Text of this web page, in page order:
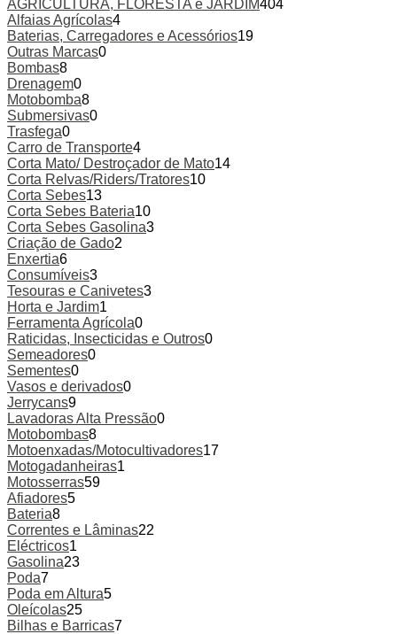
AGRICULTURA, FLORESTA e JARDIM404
Alfaias Agrícolas4
Baterias, Carregadores e Acessórios19
Outras Marcas0
Bombas8
Drenagem0
Motobomba8
Submersivas0
Trasfega0
Carro de Transporte4
Corta Mato/ Destroçador de Mato14
Corta Relvas/Riders/Tratores10
Corta Sebes13
Corta Sebes Bateria10
Corta Sebes Gasolina3
Criação de Gado2
Enxertia6
Consumíveis3
Tesouras e Canivetes3
Horta e Jardim1
Ferramenta Agrícola0
Raticidas, Insecticidas e Outros0
Semeadores0
Sementes0
Vasos e derivados0
Jerrycans9
Lavadoras Alta Pressão0
Motobombas8
Motoenxadas/Motocultivadores17
Motogadanheiras1
Motosserras59
Afiadores5
Bateria8
Correntes e Lâminas22
Eléctricos1
Gasolina23
Poda7
Poda em Altura5
Oleícolas25
Bilhas e Barricas7